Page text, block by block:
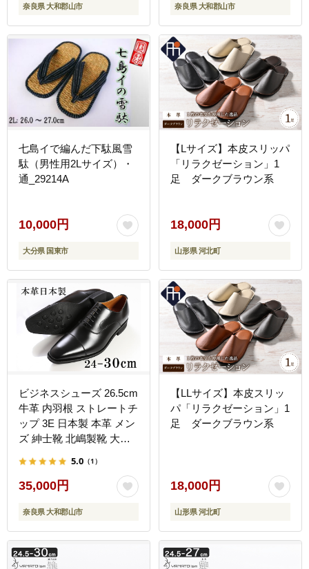
奈良県 大和郡山市 奈良県 大和郡山市
七島イで編んだ下駄風雪
駄（男性用2Lサイズ）・
通_29214A
10,000円
大分県 国東市
【Lサイズ】本皮スリッパ
「リラクゼーション」1
足 ダークブラウン系
18,000円
山形県 河北町
ビジネスシューズ 26.5cm
牛革 内羽根 ストレートチ
ップ 3E 日本製 本革 メン
ズ 紳士靴 北嶋製靴 大和
ーマル 冠婚葬祭 結婚式
礼装 ふるさと納税 国産
奈良県 高級 ギフト 贈り
物 成人式 革靴 品格 ノー
ブル クラシック BN002
5.0 （1）
35,000円
奈良県 大和郡山市
【LLサイズ】本皮スリッ
パ「リラクゼーション」1
足 ダークブラウン系
18,000円
山形県 河北町